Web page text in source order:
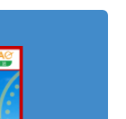
收郵包轉
Shipbao客